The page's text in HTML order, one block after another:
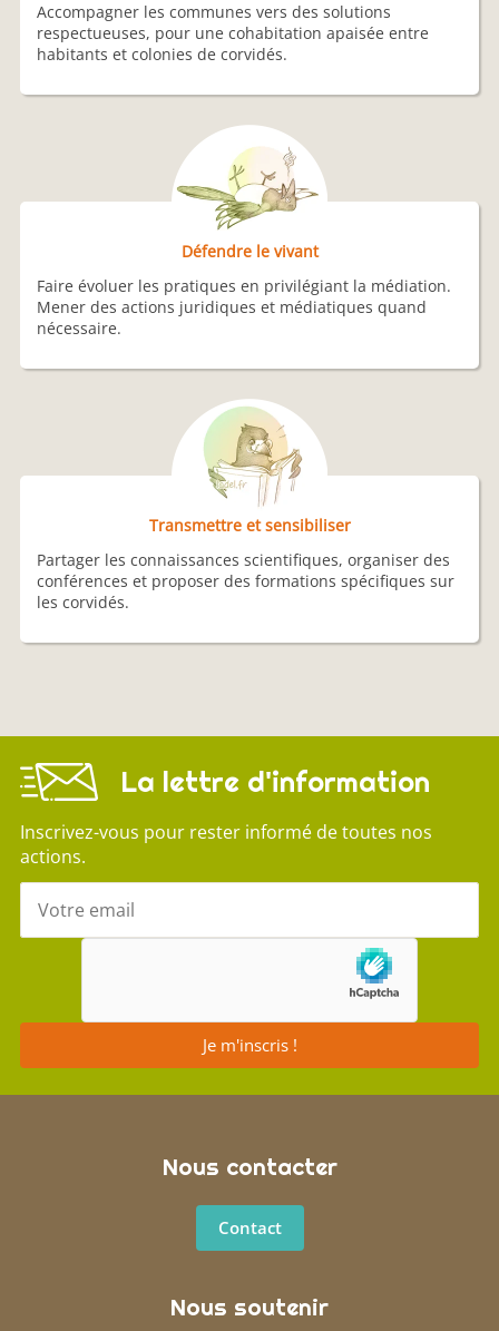
Accompagner les communes vers des solutions
respectueuses, pour une cohabitation apaisée entre
habitants et colonies de corvidés.
Défendre le vivant
Faire évoluer les pratiques en privilégiant la médiation.
Mener des actions juridiques et médiatiques quand
nécessaire.
Transmettre et sensibiliser
Partager les connaissances scientifiques, organiser des
conférences et proposer des formations spécifiques sur
les corvidés.
La lettre d'information
Inscrivez-vous pour rester informé de toutes nos
actions.
Je m'inscris !
Nous contacter
Contact
Nous soutenir